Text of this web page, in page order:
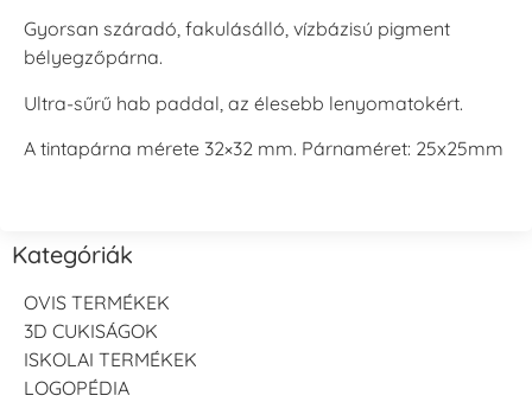
Gyorsan száradó, fakulásálló, vízbázisú pigment
bélyegzőpárna.
Ultra-sűrű hab paddal, az élesebb lenyomatokért.
A tintapárna mérete 32×32 mm. Párnaméret: 25x25mm
Kategóriák
OVIS TERMÉKEK
3D CUKISÁGOK
ISKOLAI TERMÉKEK
LOGOPÉDIA